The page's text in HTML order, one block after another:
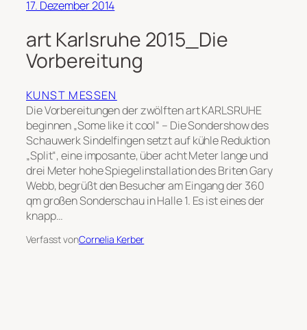
17. Dezember 2014
art Karlsruhe 2015_Die
Vorbereitung
KUNST MESSEN
Die Vorbereitungen der zwölften art KARLSRUHE
beginnen „Some like it cool“ – Die Sondershow des
Schauwerk Sindelfingen setzt auf kühle Reduktion
„Split“, eine imposante, über acht Meter lange und
drei Meter hohe Spiegelinstallation des Briten Gary
Webb, begrüßt den Besucher am Eingang der 360
qm großen Sonderschau in Halle 1. Es ist eines der
knapp…
Verfasst vonCornelia Kerber